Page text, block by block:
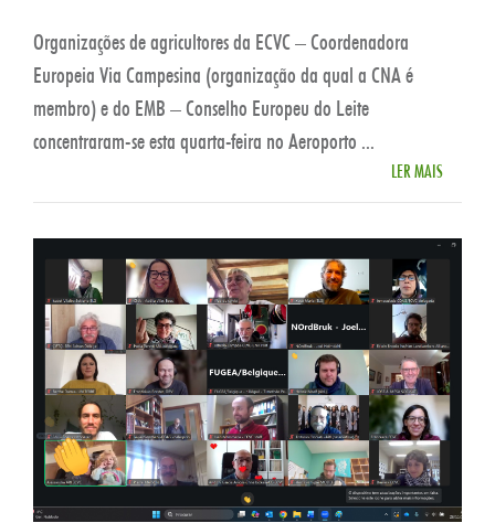
Organizações de agricultores da ECVC – Coordenadora
Europeia Via Campesina (organização da qual a CNA é
membro) e do EMB – Conselho Europeu do Leite
concentraram-se esta quarta-feira no Aeroporto ...
LER MAIS